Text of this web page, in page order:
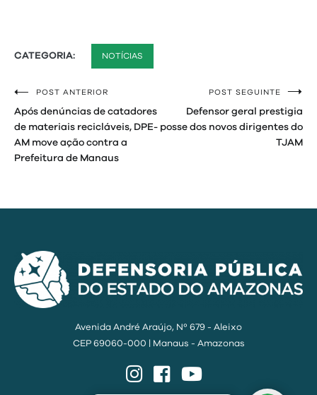
CATEGORIA: NOTÍCIAS
Navegação
de
Post
POST ANTERIOR
Após denúncias de catadores
de materiais recicláveis, DPE-
AM move ação contra a
Prefeitura de Manaus
POST SEGUINTE
Defensor geral prestigia
posse dos novos dirigentes do
TJAM
Avenida André Araújo, Nº 679 - Aleixo
CEP 69060-000 | Manaus - Amazonas
InstagramFacebook